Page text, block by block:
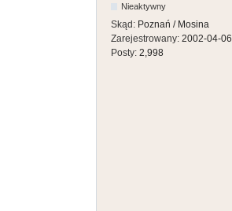
Nieaktywny
Skąd: Poznań / Mosina
Zarejestrowany: 2002-04-06
Posty: 2,998